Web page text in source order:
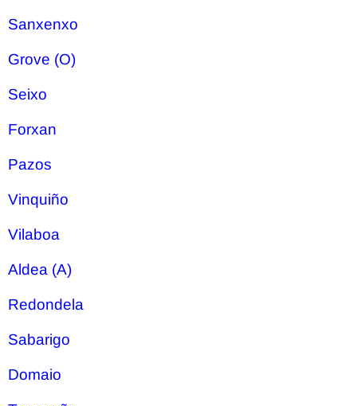
Sanxenxo
Grove (O)
Seixo
Forxan
Pazos
Vinquiño
Vilaboa
Aldea (A)
Redondela
Sabarigo
Domaio